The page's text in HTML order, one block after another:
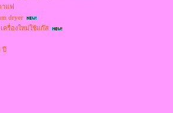
าแฟ
dryer
ครื่องใหม่ใช้แก๊ส
ปี